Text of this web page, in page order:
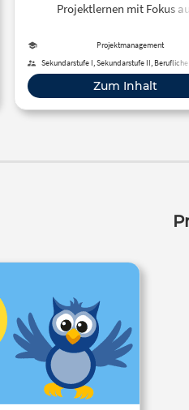
Projektlernen mit Fokus auf
Agenda 2030. Lernende
eigenverantwortlich Themen
Umwelt, Frieden oder
und entwickeln in Teams
gesellschaftliche
Lehrkräfte. Am Ende
ihre Ergebnisse und reflektieren
Lernprozess in einem
Geeignet ist das Material für
Schüler*innen aller
ideal für den
Unterricht. Der praxisnahe
motiviert intrinsisch und
Projektmanagement
Sekundarstufe I, Sekundarstufe II, Berufliche
Primarstufe
Zum Inhalt